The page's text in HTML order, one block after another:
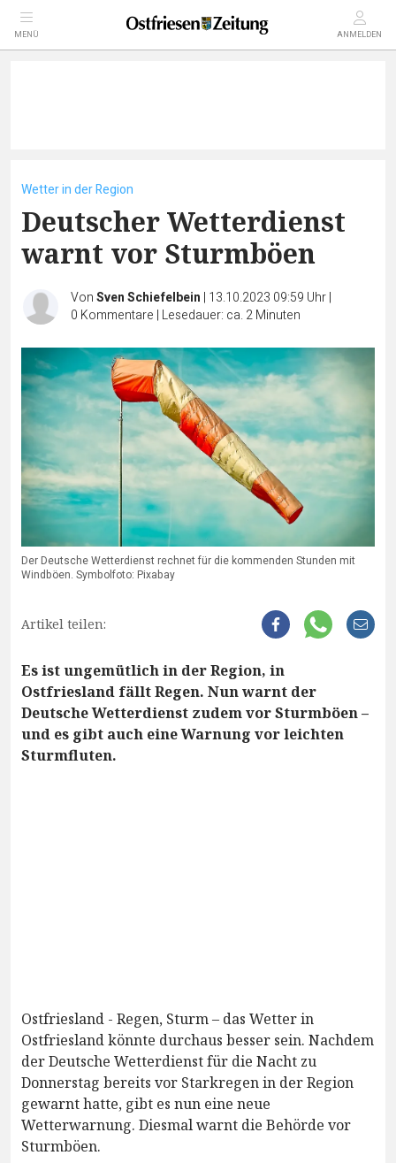
MENÜ ANMELDEN
Wetter in der Region
Deutscher Wetterdienst
warnt vor Sturmböen
VonSven Schiefelbein | 13.10.2023 09:59 Uhr|
0 Kommentare | Lesedauer: ca. 2 Minuten
Der Deutsche Wetterdienst rechnet für die kommenden Stunden mit
Windböen. Symbolfoto: Pixabay
Artikel teilen:
Es ist ungemütlich in der Region, in
Ostfriesland fällt Regen. Nun warnt der
Deutsche Wetterdienst zudem vor Sturmböen –
und es gibt auch eine Warnung vor leichten
Sturmfluten.
Ostfriesland - Regen, Sturm – das Wetter in
Ostfriesland könnte durchaus besser sein. Nachdem
der Deutsche Wetterdienst für die Nacht zu
Donnerstag bereits vor Starkregen in der Region
gewarnt hatte, gibt es nun eine neue
Wetterwarnung. Diesmal warnt die Behörde vor
Sturmböen.